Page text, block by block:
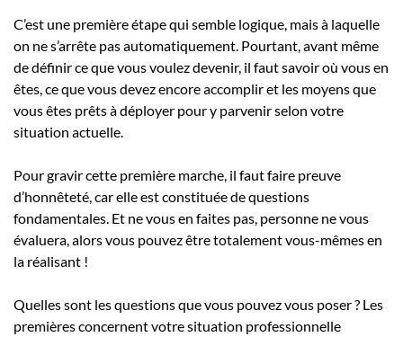
C’est une première étape qui semble logique, mais à laquelle
on ne s’arrête pas automatiquement. Pourtant, avant même
de définir ce que vous voulez devenir, il faut savoir où vous en
êtes, ce que vous devez encore accomplir et les moyens que
vous êtes prêts à déployer pour y parvenir selon votre
situation actuelle.
Pour gravir cette première marche, il faut faire preuve
d’honnêteté, car elle est constituée de questions
fondamentales. Et ne vous en faites pas, personne ne vous
évaluera, alors vous pouvez être totalement vous-mêmes en
la réalisant !
Quelles sont les questions que vous pouvez vous poser ? Les
premières concernent votre situation professionnelle